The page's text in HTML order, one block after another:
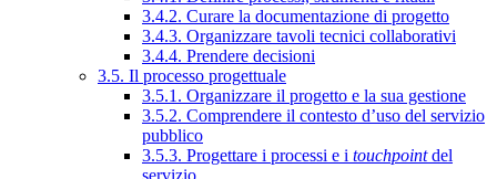
3.4.2. Curare la documentazione di progetto
3.4.3. Organizzare tavoli tecnici collaborativi
3.4.4. Prendere decisioni
3.5. Il processo progettuale
3.5.1. Organizzare il progetto e la sua gestione
3.5.2. Comprendere il contesto d’uso del servizio
pubblico
3.5.3. Progettare i processi e i touchpointdel
servizio